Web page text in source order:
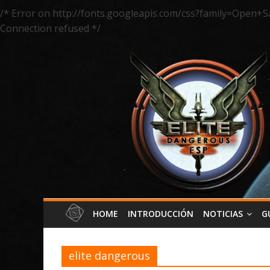
/* Error on http://fonts.googleapis.com/
Connection refused */
HOME INTRODUCCIÓN NOTICIAS
elite dangerous